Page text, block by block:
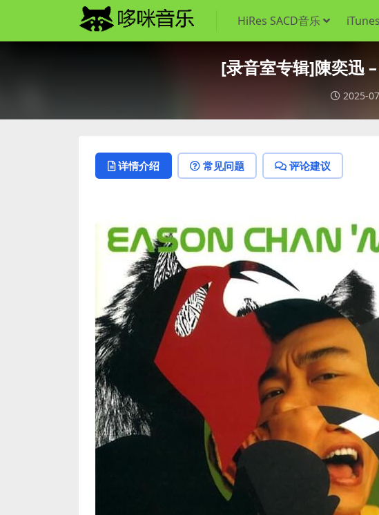
HiRes SACD音乐
[录音室专辑]陳奕迅
2025-
详情介绍 常见问题 评论建议